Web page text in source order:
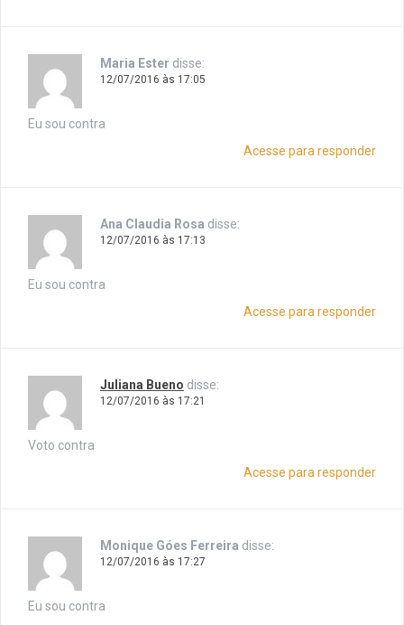
Maria Ester disse:
12/07/2016 às 17:05
Eu sou contra
Acesse para responder
Ana Claudia Rosa disse:
12/07/2016 às 17:13
Eu sou contra
Acesse para responder
Juliana Bueno disse:
12/07/2016 às 17:21
Voto contra
Acesse para responder
Monique Góes Ferreira disse:
12/07/2016 às 17:27
Eu sou contra